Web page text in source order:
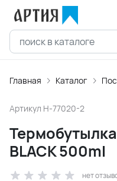
Главная Каталог
Артикул H-77020-2
BLACK 500ml
нет